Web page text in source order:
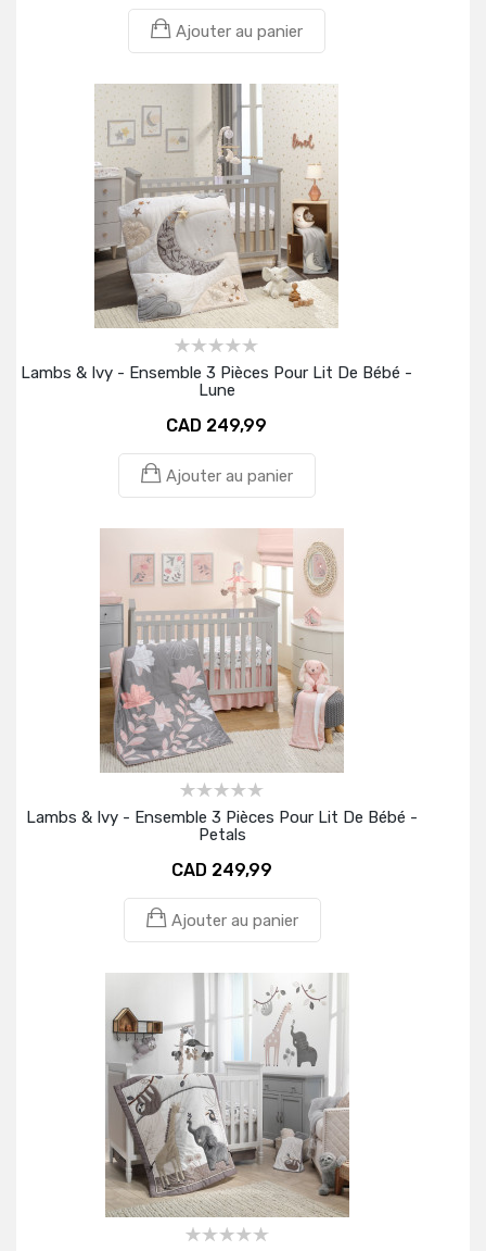
Ajouter au panier
Lambs & Ivy - Ensemble 3 Pièces Pour Lit De Bébé -
Lune
CAD 249,99
Ajouter au panier
Lambs & Ivy - Ensemble 3 Pièces Pour Lit De Bébé -
Petals
CAD 249,99
Ajouter au panier